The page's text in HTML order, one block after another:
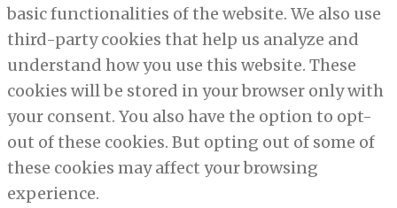
basic functionalities of the website. We also use
third-party cookies that help us analyze and
understand how you use this website. These
cookies will be stored in your browser only with
your consent. You also have the option to opt-
out of these cookies. But opting out of some of
these cookies may affect your browsing
experience.